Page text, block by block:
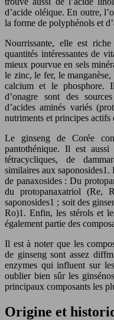
d’acide oléique. En outre,
la forme de polyphénols et
Nourrissante, elle est
quantités intéressantes de
mieux pourvue en sels
le zinc, le fer, le
calcium et le phosphore.
d’onagre sont des
d’acides aminés variés
nutriments et principes actifs
Le ginseng de Corée
pantothénique. Il est aussi
tétracycliques, de
similaires aux
de panaxosides : Du
du protopanaxatriol (Re,
saponosides1 ; soit des
Ro)1. Enfin, les stérols et
également partie des
Il est à noter que les
de ginseng sont assez
enzymes qui influent sur
oublier bien sûr les
principaux composants les
Origine et